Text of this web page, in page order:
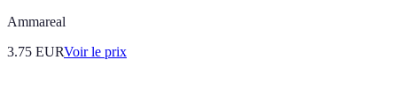
Ammareal
3.75 EURVoir le prix